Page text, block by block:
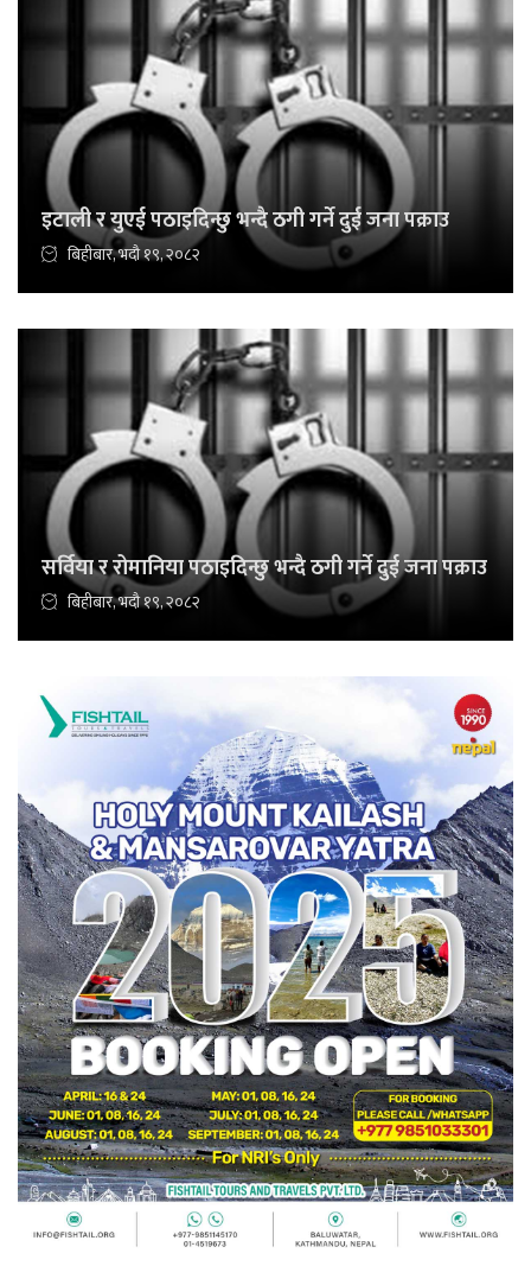
इटाली र युएई पठाइदिन्छु भन्दै ठगी गर्ने दुई जना पक्राउ
बिहीबार, भदौ १९, २०८२
सर्विया र रोमानिया पठाइदिन्छु भन्दै ठगी गर्ने दुई जना पक्राउ
बिहीबार, भदौ १९, २०८२